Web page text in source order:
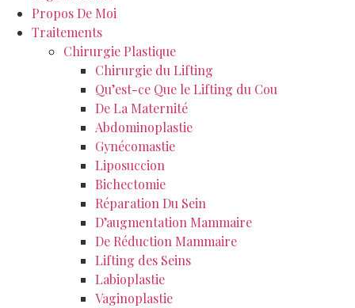
Propos De Moi
Traitements
Chirurgie Plastique
Chirurgie du Lifting
Qu’est-ce Que le Lifting du Cou
De La Maternité
Abdominoplastie
Gynécomastie
Liposuccion
Bichectomie
Réparation Du Sein
D’augmentation Mammaire
De Réduction Mammaire
Lifting des Seins
Labioplastie
Vaginoplastie